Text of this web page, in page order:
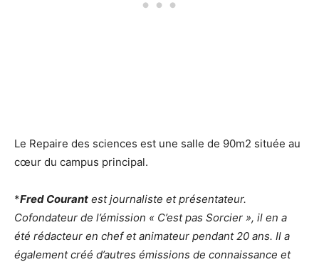
Le Repaire des sciences est une salle de 90m2 située au
cœur du campus principal.
*Fred Courant est journaliste et présentateur.
Cofondateur de l’émission « C’est pas Sorcier », il en a
été rédacteur en chef et animateur pendant 20 ans. Il a
également créé d’autres émissions de connaissance et